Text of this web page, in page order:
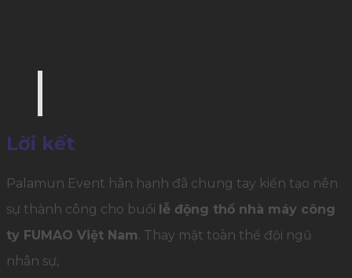
Lời kết
Palamun Event hân hạnh đã chung tay kiến tạo nên
sự thành công cho buổi lễ động thổ nhà máy công
ty FUMAO Việt Nam. Thay mặt toàn thể đội ngũ
nhân sự,